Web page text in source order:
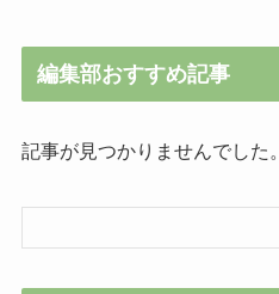
編集部おすすめ記事
記事が見つかりませんでした。